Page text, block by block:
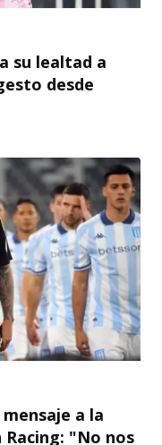
su lealtad a
desde
a la
"No nos